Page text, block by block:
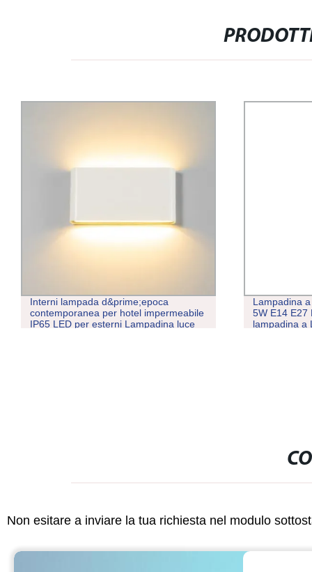
Interni lampada d&prime;epoca
contemporanea per hotel impermeabile
IP65 LED per esterni Lampadina luce
Lampadina
5W E14 E27
lampadina a
Non esitare a inviare la tua richiesta nel modulo